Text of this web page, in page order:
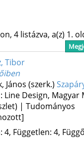
4 listázva, a(z) 1.
Tibor
János (szerk.)
Line Design, Magyar
| Tudományos
4, Független: 4,